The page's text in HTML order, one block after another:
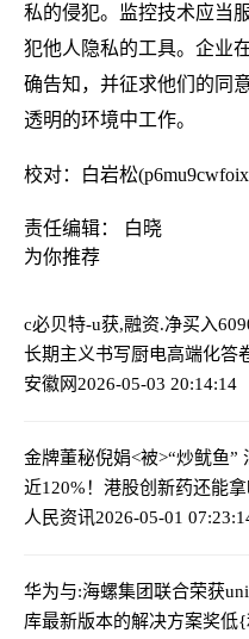
私的侵犯。监控技术应当
犯他人隐私的工具。企业
确告知，并征求他们的同
透明的环境中工作。
校对：白岩松
责任编辑： 白晓
为你推荐
c必贝特-u获,融资.净买入
长期主义书写厨电高端化答
安徽网2026-05-03 20:14:14
金牌董秘倪娟<被>“炒鱿鱼”
近120%！港股创新药还能拿
人民资讯2026-05-01
华为与:海螺集团联合荣获
库最新版本的解决方案奖低{